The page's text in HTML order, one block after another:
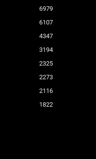
6979
6107
4347
3194
2325
2273
2116
1822